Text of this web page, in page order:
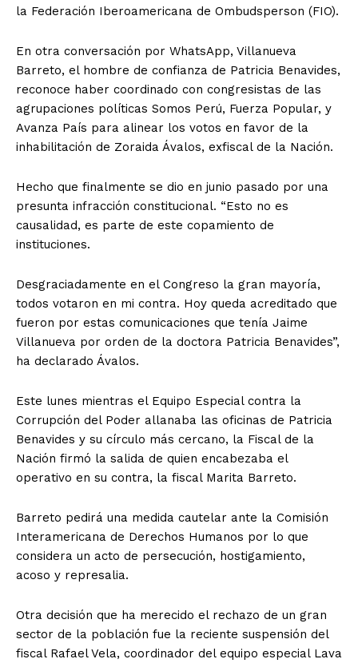
la Federación Iberoamericana de Ombudsperson (FIO).
En otra conversación por WhatsApp, Villanueva
Barreto, el hombre de confianza de Patricia Benavides,
reconoce haber coordinado con congresistas de las
agrupaciones políticas Somos Perú, Fuerza Popular, y
Avanza País para alinear los votos en favor de la
inhabilitación de Zoraida Ávalos, exfiscal de la Nación.
Hecho que finalmente se dio en junio pasado por una
presunta infracción constitucional. “Esto no es
causalidad, es parte de este copamiento de
instituciones.
Desgraciadamente en el Congreso la gran mayoría,
todos votaron en mi contra. Hoy queda acreditado que
fueron por estas comunicaciones que tenía Jaime
Villanueva por orden de la doctora Patricia Benavides”,
ha declarado Ávalos.
Este lunes mientras el Equipo Especial contra la
Corrupción del Poder allanaba las oficinas de Patricia
Benavides y su círculo más cercano, la Fiscal de la
Nación firmó la salida de quien encabezaba el
operativo en su contra, la fiscal Marita Barreto.
Barreto pedirá una medida cautelar ante la Comisión
Interamericana de Derechos Humanos por lo que
considera un acto de persecución, hostigamiento,
acoso y represalia.
Otra decisión que ha merecido el rechazo de un gran
sector de la población fue la reciente suspensión del
fiscal Rafael Vela, coordinador del equipo especial Lava